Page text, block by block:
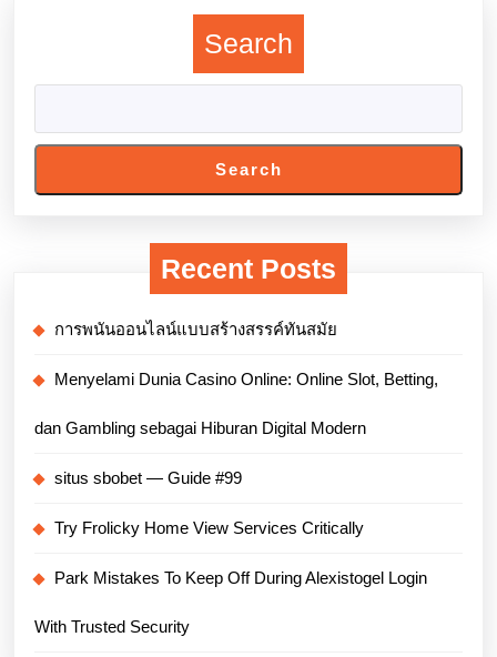
Search
Search
Recent Posts
การพนันออนไลน์แบบสร้างสรรค์ทันสมัย
Menyelami Dunia Casino Online: Online Slot, Betting,
dan Gambling sebagai Hiburan Digital Modern
situs sbobet — Guide #99
Try Frolicky Home View Services Critically
Park Mistakes To Keep Off During Alexistogel Login
With Trusted Security